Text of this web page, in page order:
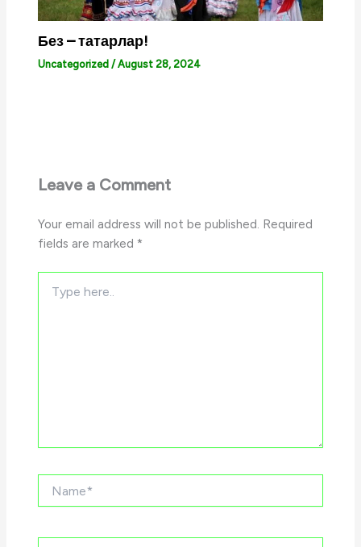
Без – татарлар!
Uncategorized /August 28, 2024
Leave a Comment
Your email address will not be published. Required
fields are marked*
here..